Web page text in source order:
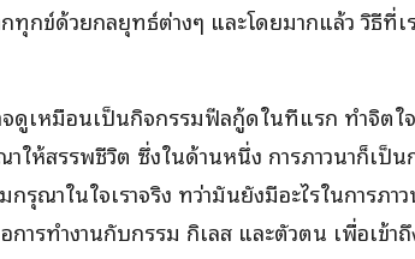
กข์ด้วยกลยุทธ์ต่างๆ และโดยมากแล้ว วิธีที่เ
จดูเหมือนเป็นกิจกรรมฟีลกู้ดในทีแรก ทำจิต
ให้สรรพชีวิต ซึ่งในด้านหนึ่ง การภาวนาก็เป็
กรุณาในใจเราจริง ทว่ามันยังมีอะไรในการภ
การทำงานกับกรรม กิเลส และตัวตน เพื่อเข้